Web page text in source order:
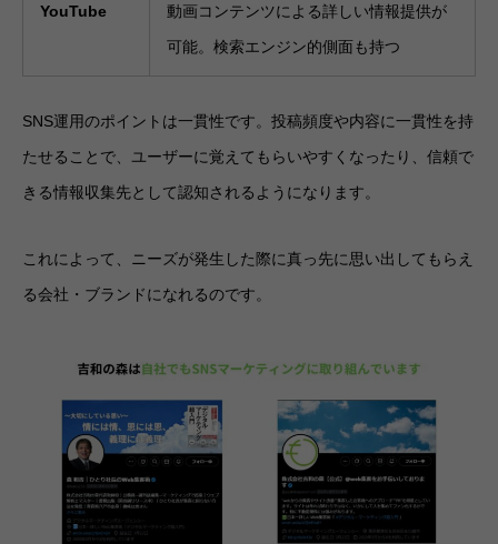
YouTube
動画コンテンツによる詳しい情報提供が
可能。検索エンジン的側面も持つ
SNS運用のポイントは一貫性です。投稿頻度や内容に一貫性を持
たせることで、ユーザーに覚えてもらいやすくなったり、信頼で
きる情報収集先として認知されるようになります。
これによって、ニーズが発生した際に真っ先に思い出してもらえ
る会社・ブランドになれるのです。